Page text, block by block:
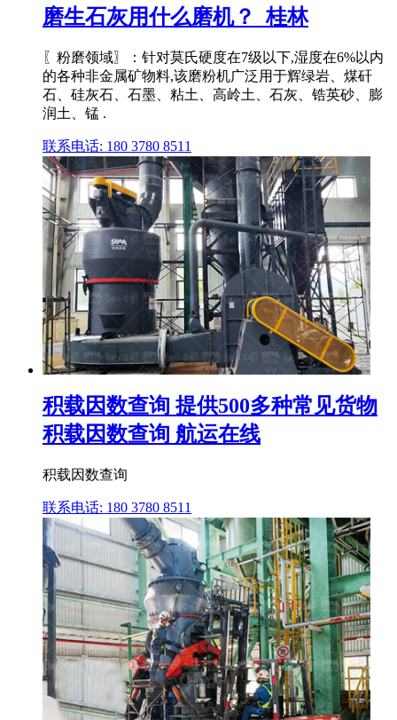
磨生石灰用什么磨机？_桂林
〖粉磨领域〗：针对莫氏硬度在7级以下,湿度在6%以内
的各种非金属矿物料,该磨粉机广泛用于辉绿岩、煤矸
石、硅灰石、石墨、粘土、高岭土、石灰、锆英砂、膨
润土、锰 .
联系电话: 180 3780 8511
积载因数查询 提供500多种常见货物
积载因数查询 航运在线
积载因数查询
联系电话: 180 3780 8511